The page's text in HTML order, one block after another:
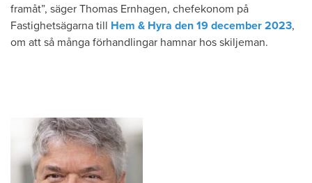
framåt”, säger Thomas Ernhagen, chefekonom på
Fastighetsägarna till Hem & Hyra den 19 december 2023,
om att så många förhandlingar hamnar hos skiljeman.